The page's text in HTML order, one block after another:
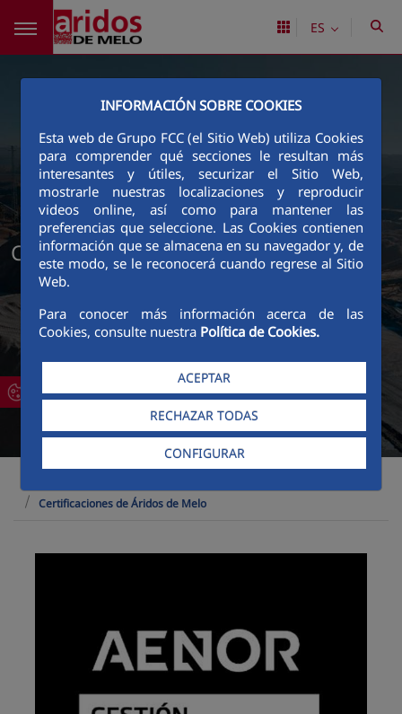
Saltar al contenido principal
INFORMACIÓN SOBRE COOKIES
Esta web de Grupo FCC (el Sitio Web) utiliza Cookies
para comprender qué secciones le resultan más
interesantes y útiles, securizar el Sitio Web,
mostrarle nuestras localizaciones y reproducir
videos online, así como para mantener las
preferencias que seleccione. Las Cookies contienen
información que se almacena en su navegador y, de
este modo, se le reconocerá cuando regrese al Sitio
Web.
Para conocer más información acerca de las
Cookies, consulte nuestra Política de Cookies.
ACEPTAR
RECHAZAR TODAS
CONFIGURAR
ES
Certificaciones de Áridos de Melo
Certificaciones de Áridos de Melo